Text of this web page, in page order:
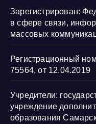
Зарегистрирован:
в сфере связи,
массовых
Регистрационный
75564, от 12.04.2019
Учредители:
учреждение
образования